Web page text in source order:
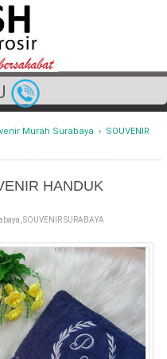
Murah Surabaya › SOUVENIR
HANDUK
SOUVENIR SURABAYA